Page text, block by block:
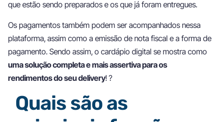
que estão sendo preparados e os que já foram entregues.
Os pagamentos também podem ser acompanhados nessa
plataforma, assim como a emissão de nota fiscal e a forma de
pagamento. Sendo assim, o cardápio digital se mostra como
uma solução completa e mais assertiva para os
rendimentos do seu delivery! ?
Quais são as